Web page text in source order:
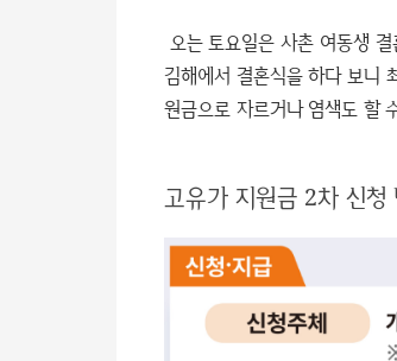
오는 토요일은 사촌 여동생
김해에서 결혼식을 하다 보니
원금으로 자르거나 염색도 할
고유가 지원금 2차 신